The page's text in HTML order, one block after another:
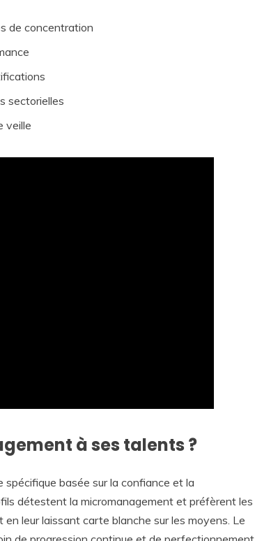
de concentration
sectorielles
veille
à ses talents ?
spécifique basée sur la confiance et la
détestent la micromanagement et préfèrent les
leur laissant carte blanche sur les moyens. Le